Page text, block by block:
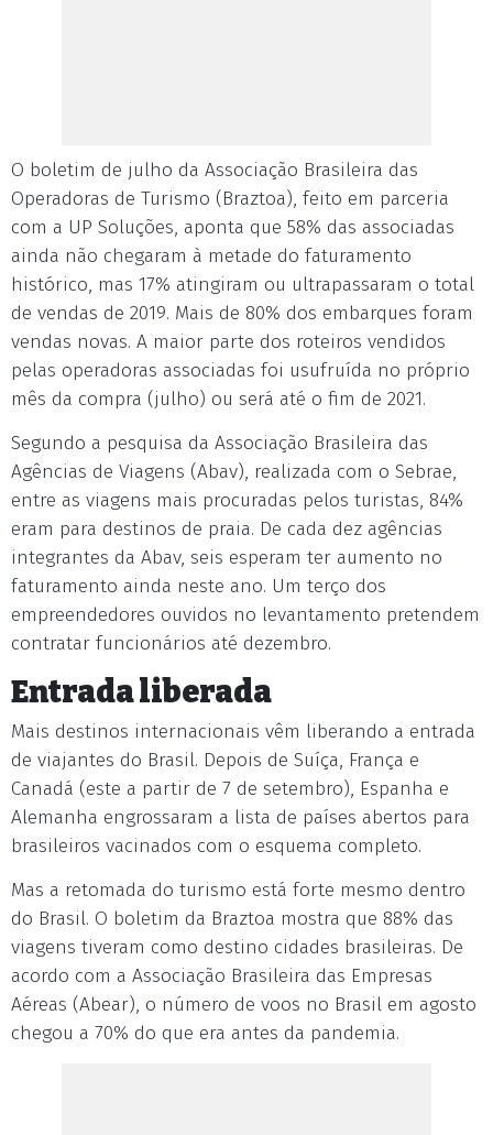
O boletim de julho da Associação Brasileira das
Operadoras de Turismo (Braztoa), feito em parceria
com a UP Soluções, aponta que 58% das associadas
ainda não chegaram à metade do faturamento
histórico, mas 17% atingiram ou ultrapassaram o total
de vendas de 2019. Mais de 80% dos embarques foram
vendas novas. A maior parte dos roteiros vendidos
pelas operadoras associadas foi usufruída no próprio
mês da compra (julho) ou será até o fim de 2021.
Segundo a pesquisa da Associação Brasileira das
Agências de Viagens (Abav), realizada com o Sebrae,
entre as viagens mais procuradas pelos turistas, 84%
eram para destinos de praia. De cada dez agências
integrantes da Abav, seis esperam ter aumento no
faturamento ainda neste ano. Um terço dos
empreendedores ouvidos no levantamento pretendem
contratar funcionários até dezembro.
Entrada liberada
Mais destinos internacionais vêm liberando a entrada
de viajantes do Brasil. Depois de Suíça, França e
Canadá (este a partir de 7 de setembro), Espanha e
Alemanha engrossaram a lista de países abertos para
brasileiros vacinados com o esquema completo.
Mas a retomada do turismo está forte mesmo dentro
do Brasil. O boletim da Braztoa mostra que 88% das
viagens tiveram como destino cidades brasileiras. De
acordo com a Associação Brasileira das Empresas
Aéreas (Abear), o número de voos no Brasil em agosto
chegou a 70% do que era antes da pandemia.